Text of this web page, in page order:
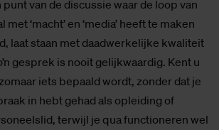
punt van de discussie waar de loop van
‘macht’ en ‘media’ heeft te maken
laat staan met daadwerkelijke kwaliteit
gesprek is nooit gelijkwaardig. Kent u
iets bepaald wordt, zonder dat je
in hebt gehad als opleiding of
terwijl je qua functioneren wel